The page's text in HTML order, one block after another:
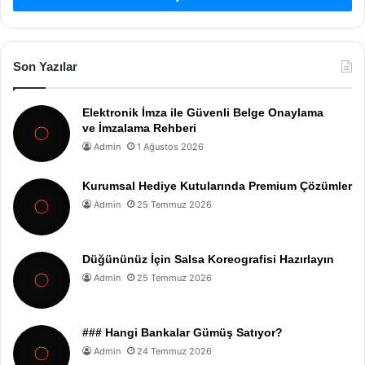
Son Yazılar
Elektronik İmza ile Güvenli Belge Onaylama
ve İmzalama Rehberi
Admin 1 Ağustos 2026
Kurumsal Hediye Kutularında Premium Çözümler
Admin 25 Temmuz 2026
Düğününüz İçin Salsa Koreografisi Hazırlayın
Admin 25 Temmuz 2026
### Hangi Bankalar Gümüş Satıyor?
Admin 24 Temmuz 2026